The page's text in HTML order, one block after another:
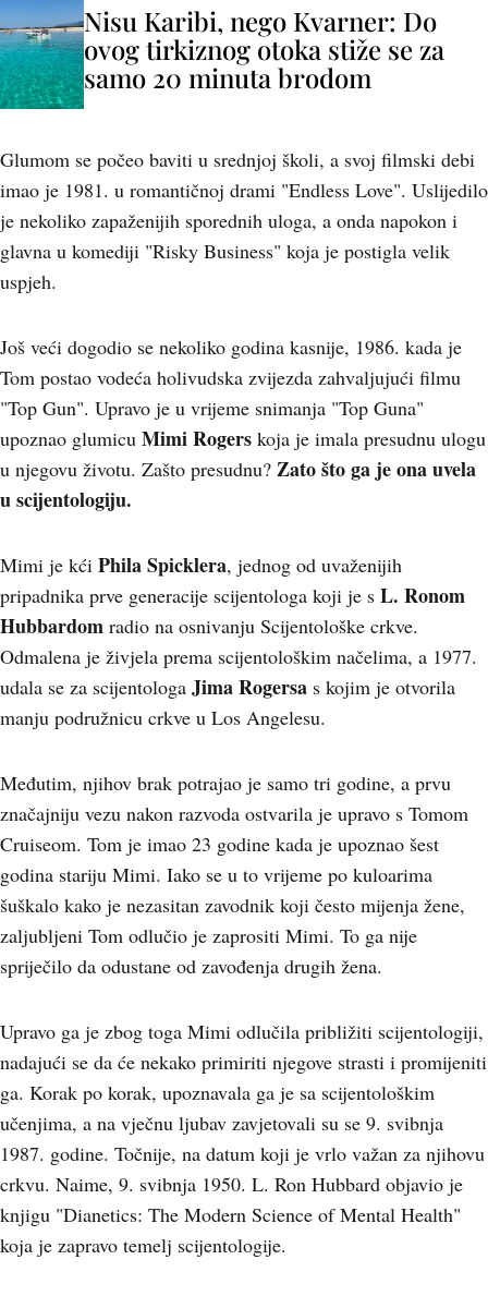
Nisu Karibi, nego Kvarner: Do
ovog tirkiznog otoka stiže se za
samo 20 minuta brodom
Glumom se počeo baviti u srednjoj školi, a svoj filmski debi
imao je 1981. u romantičnoj drami "Endless Love". Uslijedilo
je nekoliko zapaženijih sporednih uloga, a onda napokon i
glavna u komediji "Risky Business" koja je postigla velik
uspjeh.
Još veći dogodio se nekoliko godina kasnije, 1986. kada je
Tom postao vodeća holivudska zvijezda zahvaljujući filmu
"Top Gun". Upravo je u vrijeme snimanja "Top Guna"
upoznao glumicu Mimi Rogers koja je imala presudnu ulogu
u njegovu životu. Zašto presudnu? Zato što ga je ona uvela
u scijentologiju.
Mimi je kći Phila Spicklera, jednog od uvaženijih
pripadnika prve generacije scijentologa koji je s L. Ronom
Hubbardom radio na osnivanju Scijentološke crkve.
Odmalena je živjela prema scijentološkim načelima, a 1977.
udala se za scijentologa Jima Rogersa s kojim je otvorila
manju podružnicu crkve u Los Angelesu.
Međutim, njihov brak potrajao je samo tri godine, a prvu
značajniju vezu nakon razvoda ostvarila je upravo s Tomom
Cruiseom. Tom je imao 23 godine kada je upoznao šest
godina stariju Mimi. Iako se u to vrijeme po kuloarima
šuškalo kako je nezasitan zavodnik koji često mijenja žene,
zaljubljeni Tom odlučio je zaprositi Mimi. To ga nije
spriječilo da odustane od zavođenja drugih žena.
Upravo ga je zbog toga Mimi odlučila približiti scijentologiji,
nadajući se da će nekako primiriti njegove strasti i promijeniti
ga. Korak po korak, upoznavala ga je sa scijentološkim
učenjima, a na vječnu ljubav zavjetovali su se 9. svibnja
1987. godine. Točnije, na datum koji je vrlo važan za njihovu
crkvu. Naime, 9. svibnja 1950. L. Ron Hubbard objavio je
knjigu "Dianetics: The Modern Science of Mental Health"
koja je zapravo temelj scijentologije.